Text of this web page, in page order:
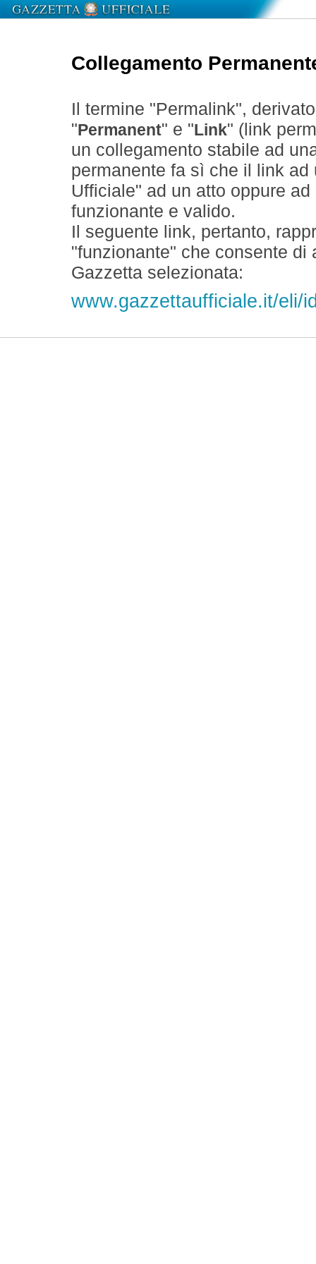
Collegamento
Il termine "Permalink",
" Permanent" e " Link" (link
un collegamento stabile ad
permanente fa sì che il link
Ufficiale" ad un atto oppure
funzionante e valido.
Il seguente link, pertanto,
"funzionante" che consente
Gazzetta selezionata:
www.gazzettaufficiale.it/eli/